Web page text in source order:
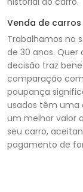
Venda de
Trabalhamos no
de 30 anos. Quer
decisão traz
comparação
poupança
usados ​​têm uma
um melhor valor
seu carro,
pagamento de